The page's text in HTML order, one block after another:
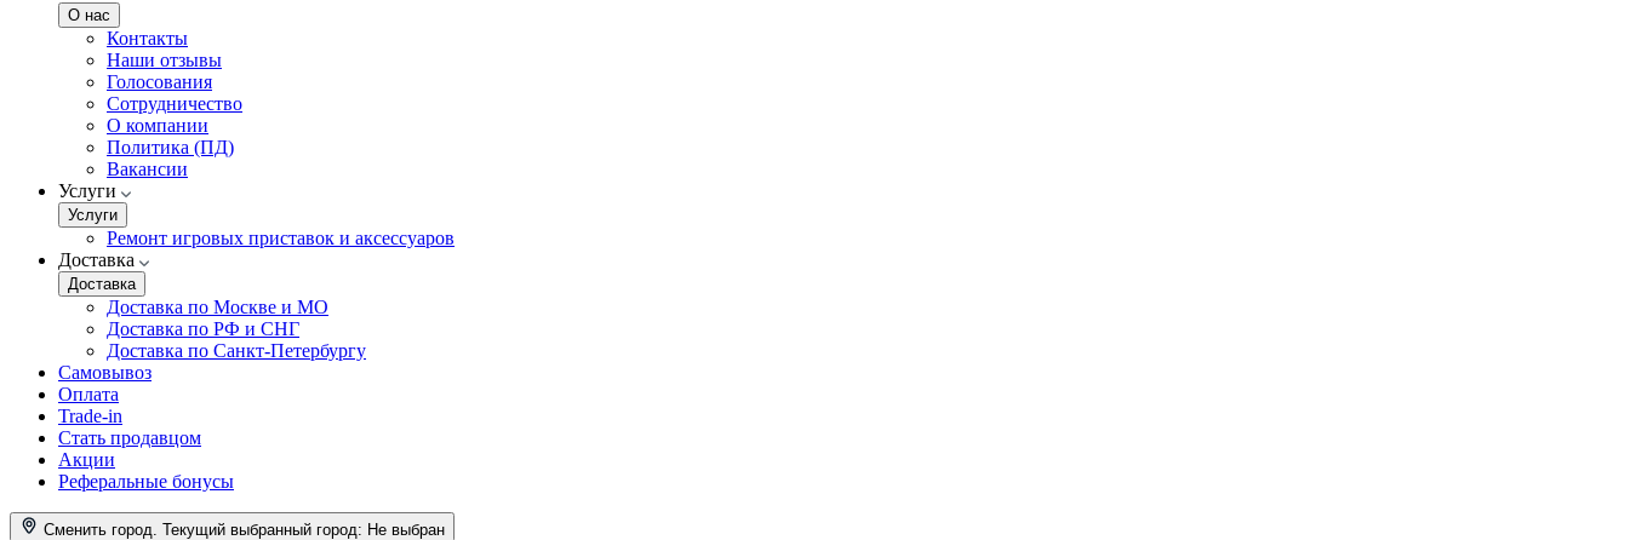
О нас
Контакты
Наши отзывы
Голосования
Сотрудничество
О компании
Политика (ПД)
Вакансии
Услуги
Услуги
Ремонт игровых приставок и аксессуаров
Доставка
Доставка
Доставка по Москве и МО
Доставка по РФ и СНГ
Доставка по Санкт-Петербургу
Самовывоз
Оплата
Trade-in
Стать продавцом
Акции
Реферальные бонусы
Сменить город. Текущий выбранный город: Не выбран